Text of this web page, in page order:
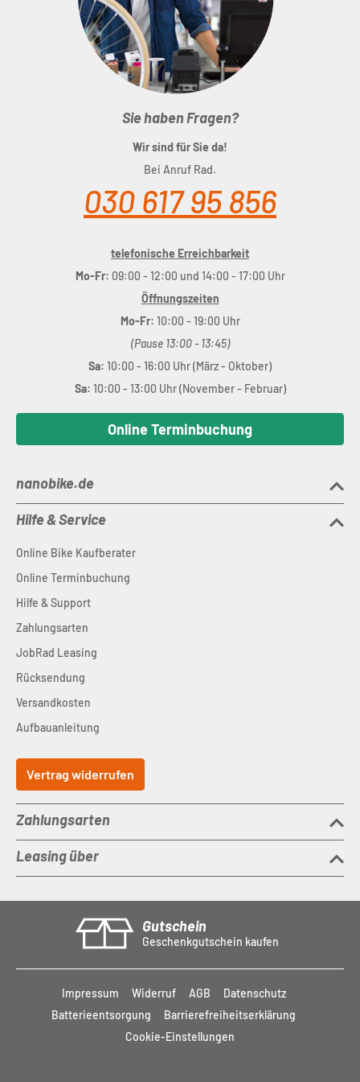
Sie haben Fragen?
Wir sind für Sie da!
Bei Anruf Rad.
030 617 95 856
telefonische Erreichbarkeit
Mo-Fr: 09:00 - 12:00 und 14:00 - 17:00 Uhr
Öffnungszeiten
Mo-Fr: 10:00 - 19:00 Uhr
(Pause 13:00 - 13:45)
Sa: 10:00 - 16:00 Uhr (März - Oktober)
Sa: 10:00 - 13:00 Uhr (November - Februar)
Online Terminbuchung
nanobike.de
Hilfe & Service
Online Bike Kaufberater
Online Terminbuchung
Hilfe & Support
Zahlungsarten
JobRad Leasing
Rücksendung
Versandkosten
Aufbauanleitung
Vertrag widerrufen
Zahlungsarten
Leasing über
Gutschein
Geschenkgutschein kaufen
Impressum Widerruf AGB
Datenschutz
Batterieentsorgung
Barrierefreiheitserklärung
Cookie-Einstellungen